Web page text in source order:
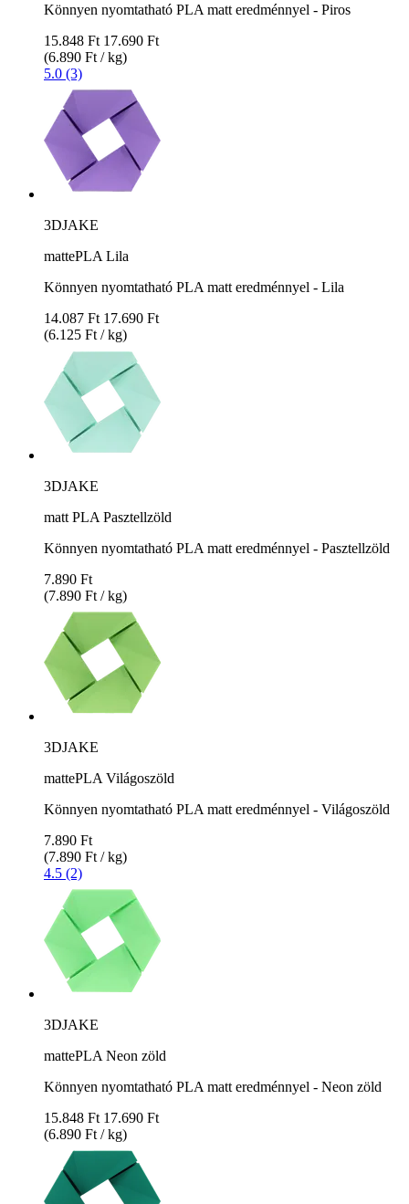
Könnyen nyomtatható PLA matt eredménnyel - Piros
15.848 Ft 17.690 Ft
(6.890 Ft / kg)
5.0 (3)
3DJAKE
mattePLA Lila
Könnyen nyomtatható PLA matt eredménnyel - Lila
14.087 Ft 17.690 Ft
(6.125 Ft / kg)
3DJAKE
matt PLA Pasztellzöld
Könnyen nyomtatható PLA matt eredménnyel - Pasztellzöld
7.890 Ft
(7.890 Ft / kg)
3DJAKE
mattePLA Világoszöld
Könnyen nyomtatható PLA matt eredménnyel - Világoszöld
7.890 Ft
(7.890 Ft / kg)
4.5 (2)
3DJAKE
mattePLA Neon zöld
Könnyen nyomtatható PLA matt eredménnyel - Neon zöld
15.848 Ft 17.690 Ft
(6.890 Ft / kg)